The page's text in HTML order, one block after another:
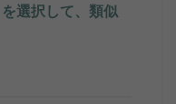
選択して、類似